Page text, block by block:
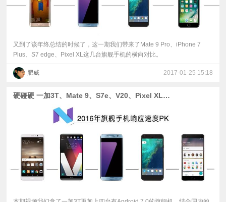
又到了该年终总结的时候了，这一期我们带来了Mate 9 Pro、iPhone 7
Plus、S7 edge、Pixel XL这几台旗舰手机的横向对比。
肥威 2017-01-25 15:18
硬碰硬 一加3T、Mate 9、S7e、V20、Pixel XL响应速度对比